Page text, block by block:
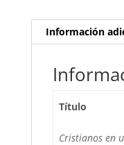
Información
Título
Cristianos en